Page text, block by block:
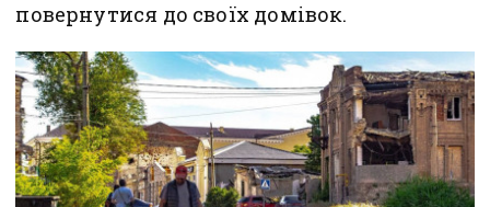
повернутися до своїх домівок.